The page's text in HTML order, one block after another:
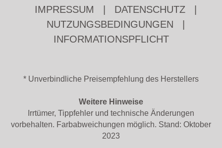
IMPRESSUM DATENSCHUTZ
NUTZUNGSBEDINGUNGEN
INFORMATIONSPFLICHT
* Unverbindliche Preisempfehlung des Herstellers
Weitere Hinweise
Irrtümer, Tippfehler und technische Änderungen
vorbehalten. Farbabweichungen möglich. Stand: Oktober
2023